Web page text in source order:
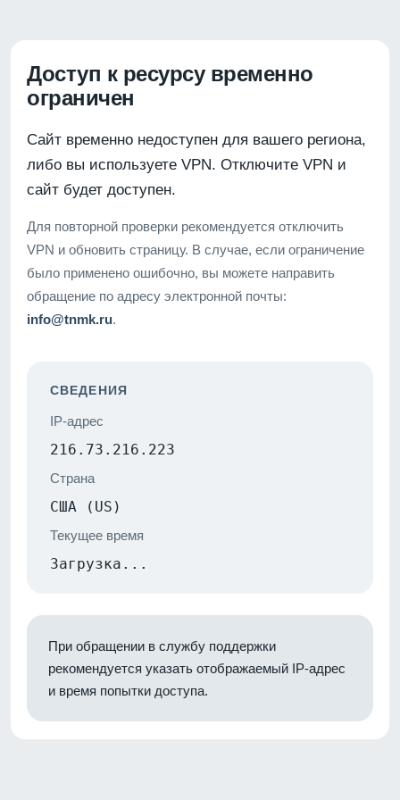
Доступ к ресурсу временно
ограничен
Сайт временно недоступен для вашего региона,
либо вы используете VPN. Отключите VPN и
сайт будет доступен.
Для повторной проверки рекомендуется отключить
VPN и обновить страницу. В случае, если ограничение
было применено ошибочно, вы можете направить
обращение по адресу электронной почты:
info@tnmk.ru.
СВЕДЕНИЯ
IP-адрес
216.73.216.223
Страна
США (US)
Текущее время
Загрузка...
При обращении в службу поддержки
рекомендуется указать отображаемый IP-адрес
и время попытки доступа.